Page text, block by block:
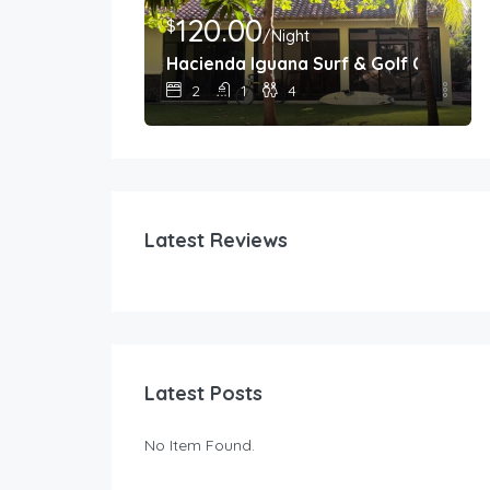
$120.00/Night
Hacienda Iguana Surf & Golf Cottage
2 1 4
Latest Reviews
Latest Posts
No Item Found.